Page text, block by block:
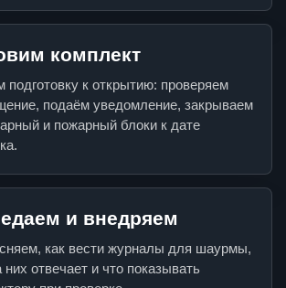
комплект
подготовку к открытию: проверяем
подаём уведомление, закрываем
и пожарный блоки к дате
и внедряем
как вести журналы для шаурмы,
них отвечает и что показывать